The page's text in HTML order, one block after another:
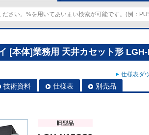
[本体]業務用 天井カセット形
仕様表ダ
技術資料 仕様表 別売品